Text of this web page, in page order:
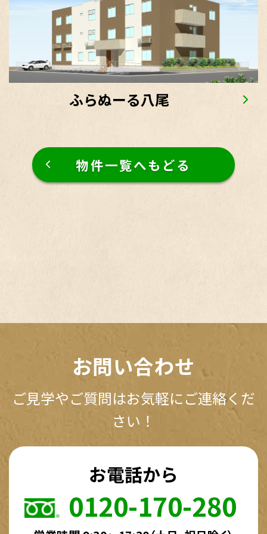
ふらぬーる八尾
物件一覧へもどる
お問い合わせ
ご見学やご質問はお気軽にご連絡くだ
さい！
お電話から
0120-170-280